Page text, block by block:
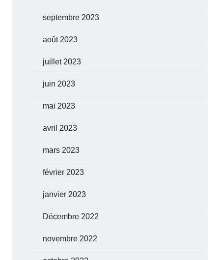
septembre 2023
août 2023
juillet 2023
juin 2023
mai 2023
avril 2023
mars 2023
février 2023
janvier 2023
Décembre 2022
novembre 2022